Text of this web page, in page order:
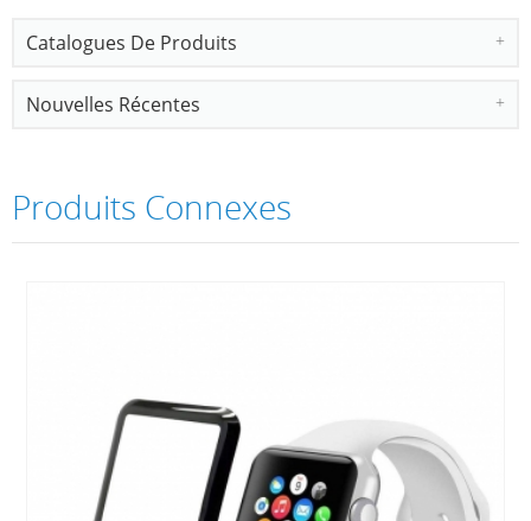
Catalogues De Produits
Nouvelles Récentes
Produits Connexes